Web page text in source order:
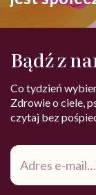
Bądź z
Co tydzień
Zdrowie o ciele,
czytaj bez
Adres
mail*